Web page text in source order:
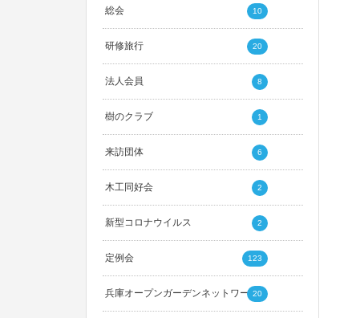
総会 10
研修旅行 20
法人会員 8
樹のクラブ 1
来訪団体 6
木工同好会 2
新型コロナウイルス 2
定例会 123
兵庫オープンガーデンネットワーク20